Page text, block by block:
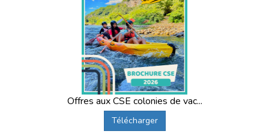
Offres aux CSE colonies de vac...
Télécharger